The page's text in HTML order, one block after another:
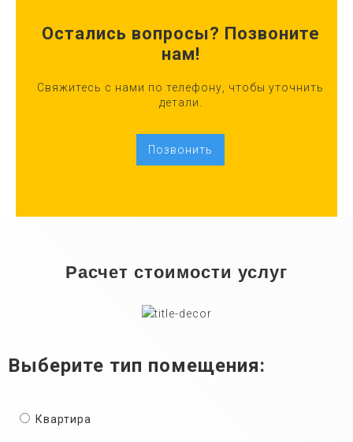
Остались вопросы? Позвоните
нам!
Свяжитесь с нами по телефону, чтобы уточнить
детали.
Позвонить
Расчет стоимости услуг
Выберите тип помещения:
Квартира